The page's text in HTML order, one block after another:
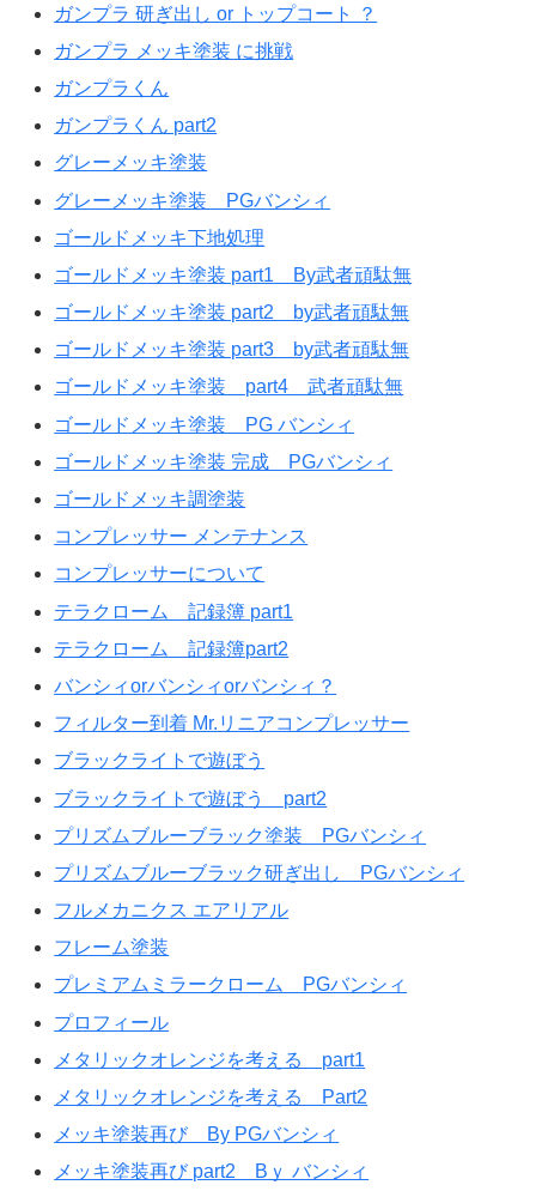
ガンプラ 研ぎ出し or トップコート ？
ガンプラ メッキ塗装 に挑戦
ガンプラくん
ガンプラくん part2
グレーメッキ塗装
グレーメッキ塗装 PGバンシィ
ゴールドメッキ下地処理
ゴールドメッキ塗装 part1 By武者頑駄無
ゴールドメッキ塗装 part2 by武者頑駄無
ゴールドメッキ塗装 part3 by武者頑駄無
ゴールドメッキ塗装 part4 武者頑駄無
ゴールドメッキ塗装 PG バンシィ
ゴールドメッキ塗装 完成 PGバンシィ
ゴールドメッキ調塗装
コンプレッサー メンテナンス
コンプレッサーについて
テラクローム 記録簿 part1
テラクローム 記録簿part2
バンシィorバンシィorバンシィ？
フィルター到着 Mr.リニアコンプレッサー
ブラックライトで遊ぼう
ブラックライトで遊ぼう part2
プリズムブルーブラック塗装 PGバンシィ
プリズムブルーブラック研ぎ出し PGバンシィ
フルメカニクス エアリアル
フレーム塗装
プレミアムミラークローム PGバンシィ
プロフィール
メタリックオレンジを考える part1
メタリックオレンジを考える Part2
メッキ塗装再び By PGバンシィ
メッキ塗装再び part2 Bｙ バンシィ